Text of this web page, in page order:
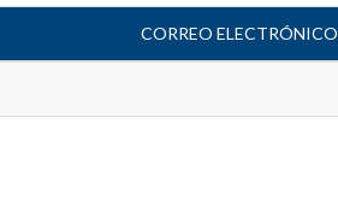
CORREO ELECTRÓNICO